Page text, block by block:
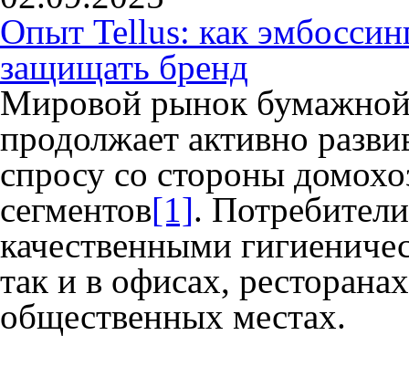
Опыт Tellus: как
защищать бренд
Мировой рынок бумажной
продолжает активно
спросу со стороны
сегментов[1].
качественными
так и в офисах,
общественных местах.